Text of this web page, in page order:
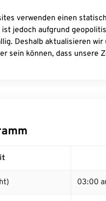
verwenden einen
jedoch aufgrund
Deshalb aktualisieren
sein können, dass unsere
03:00